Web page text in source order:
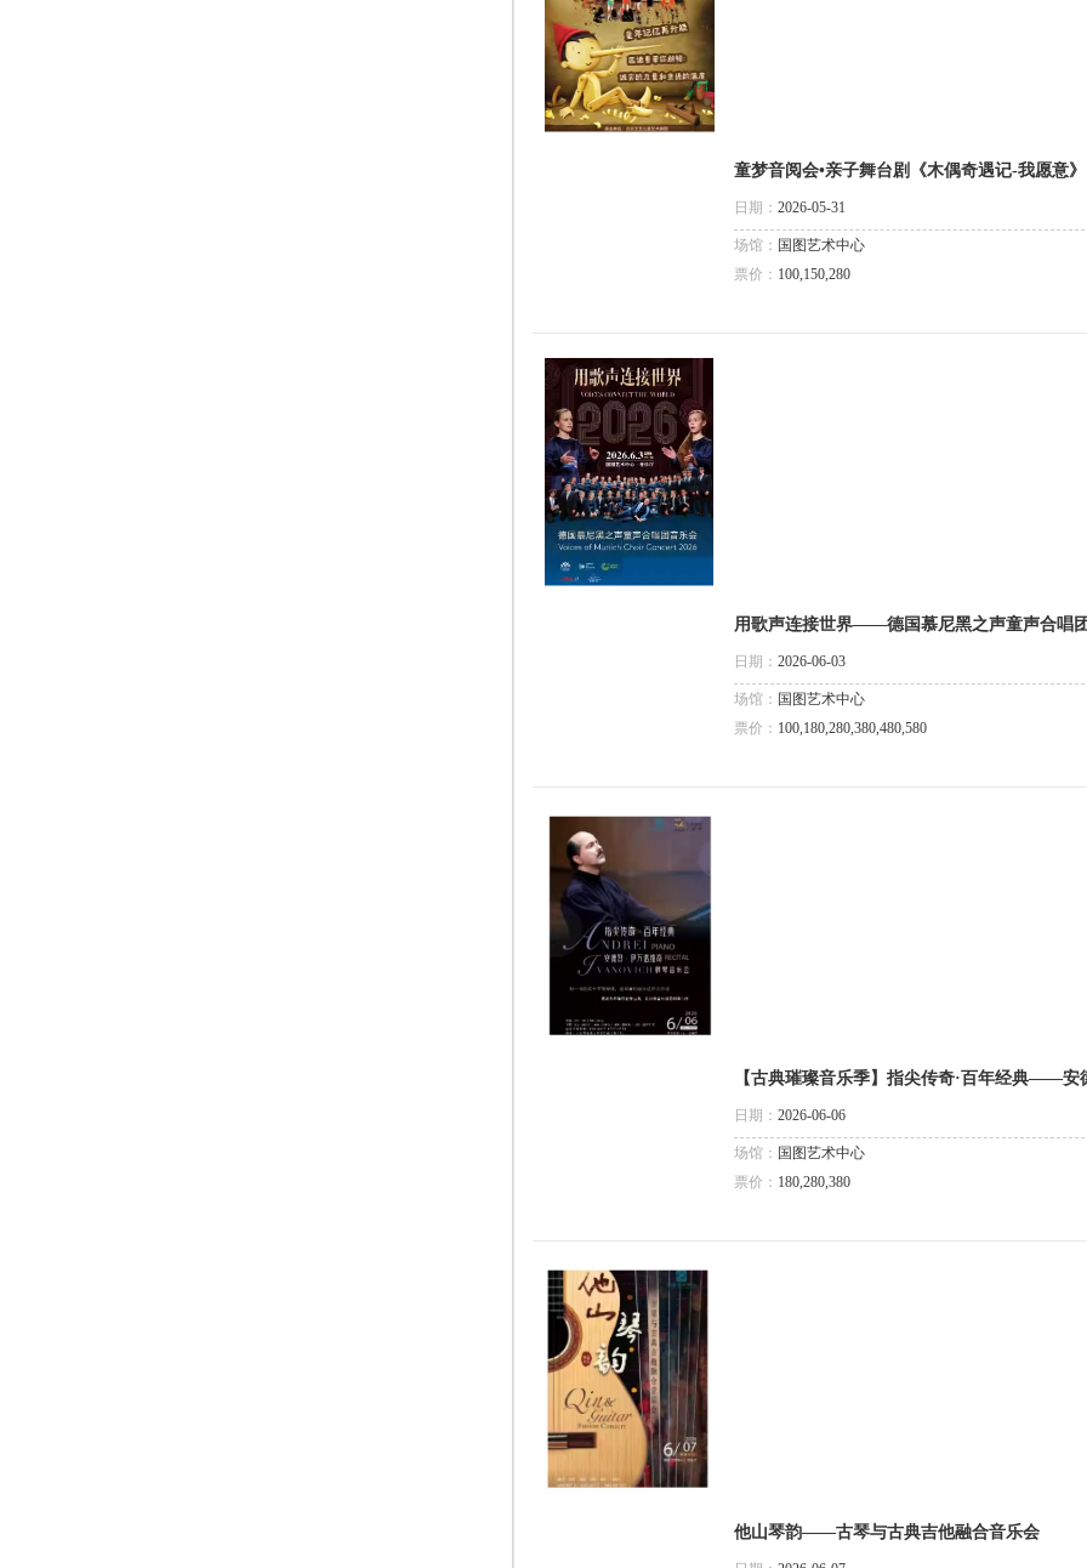
童梦音阅会•亲子舞台剧《木偶奇遇记-我愿意》
日期： 2026-05-31
场馆： 国图艺术中心
票价： 100,150,280
用歌声连接世界——德国慕尼黑之声童声合唱
日期： 2026-06-03
场馆： 国图艺术中心
票价： 100,180,280,380,480,580
【古典璀璨音乐季】指尖传奇·百年经典——安
日期： 2026-06-06
场馆： 国图艺术中心
票价： 180,280,380
他山琴韵——古琴与古典吉他融合音乐会